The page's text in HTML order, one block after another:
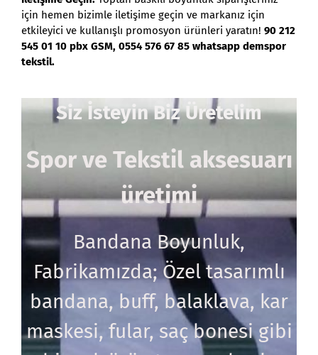
için hemen bizimle iletişime geçin ve markanız için
etkileyici ve kullanışlı promosyon ürünleri yaratın! 90 212
545 01 10 pbx GSM, 0554 576 67 85 whatsapp demspor
tekstil.
Siz İsteyin Biz Üretelim
Spor ve Tekstil aksesuarı
üretimi
Bandana Boyunluk,
Fabrikamızda; Özel tasarımlı
bandana, buff, balaklava, kar
maskesi, fular, saç bonesi gibi